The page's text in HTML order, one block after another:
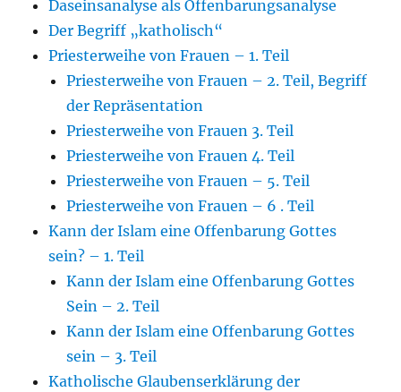
Daseinsanalyse als Offenbarungsanalyse
Der Begriff „katholisch“
Priesterweihe von Frauen – 1. Teil
Priesterweihe von Frauen – 2. Teil, Begriff
der Repräsentation
Priesterweihe von Frauen 3. Teil
Priesterweihe von Frauen 4. Teil
Priesterweihe von Frauen – 5. Teil
Priesterweihe von Frauen – 6 . Teil
Kann der Islam eine Offenbarung Gottes
sein? – 1. Teil
Kann der Islam eine Offenbarung Gottes
Sein – 2. Teil
Kann der Islam eine Offenbarung Gottes
sein – 3. Teil
Katholische Glaubenserklärung der